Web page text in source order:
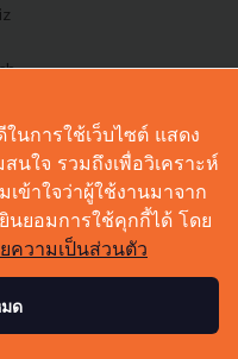
นการใช้เว็บไซต์ แสดง
ใจ รวมถึงเพื่อวิเคราะห์
เข้าใจว่าผู้ใช้งานมาจาก
ยอมการใช้คุกกี้ได้ โดย
ความเป็นส่วนตัว
ด